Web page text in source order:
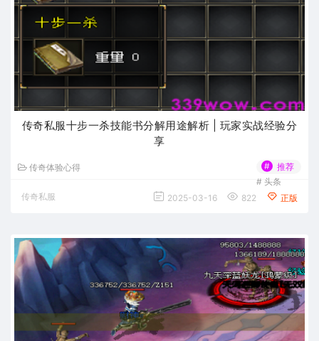
传奇私服十步一杀技能书分解用途解析 | 玩家实战经验分
享
传奇体验心得 #
推荐
# 头条
传奇私服
2025-03-16 822 正版